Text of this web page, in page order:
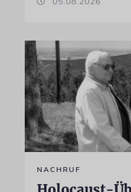
NACHRUF